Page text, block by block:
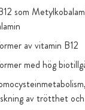
som
av vitamin B12
med hög
av trötthet